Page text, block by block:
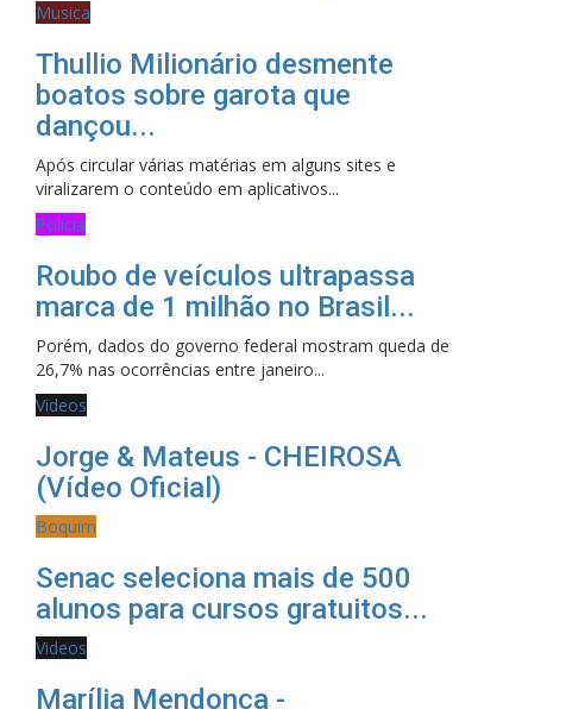
Musica
Thullio Milionário desmente
boatos sobre garota que
dançou...
Após circular várias matérias em alguns sites e
viralizarem o conteúdo em aplicativos...
Policia
Roubo de veículos ultrapassa
marca de 1 milhão no Brasil...
Porém, dados do governo federal mostram queda de
26,7% nas ocorrências entre janeiro...
Videos
Jorge & Mateus - CHEIROSA
(Vídeo Oficial)
Boquim
Senac seleciona mais de 500
alunos para cursos gratuitos...
Videos
Marília Mendonça -